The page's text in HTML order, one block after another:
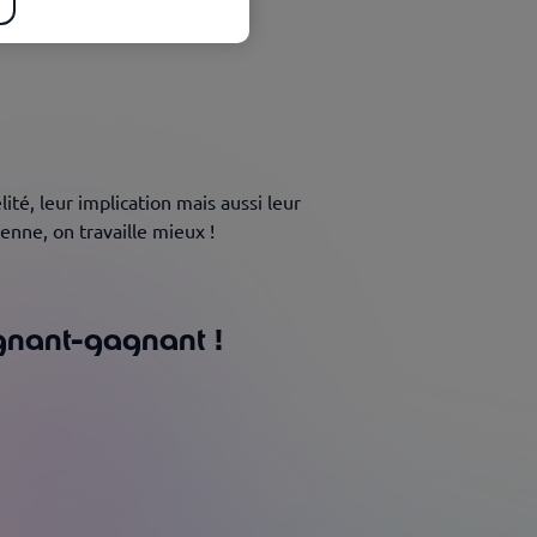
leur implication mais aussi leur
on travaille mieux !
gagnant !